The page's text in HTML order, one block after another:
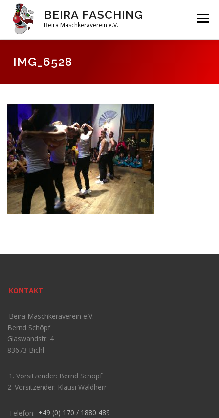
Inhalt
springen
BEIRA FASCHING
Beira Maschkeraverein e.V.
Menü
DAHOAM SAISON 2026
IMG_6528
KONTAKT
Beira Maschkeraverein e.V.
Bernd Schöpf
Glaswandstr. 4
83673 Bichl
1. Vorsitzender: Bernd Schöpf
2. Vorsitzender: Klausi Waldherr
Telefon: +49 (0) 170 / 1880 489